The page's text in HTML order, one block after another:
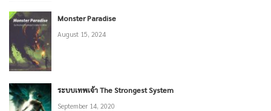
ตอนที่ 770 ศูนย์ส่งดาวเทียม / ตอนที่ 771 ขอบคุณพวกคุณ
February 22, 2021
ตอนที่ 768 เร่งรีบ / ตอนที่ 769 จุดเริ่มต้นของฝันร้ายของเขา
Monster Paradise
August 15, 2024
ระบบเทพเจ้า The Strongest System
September 14, 2020